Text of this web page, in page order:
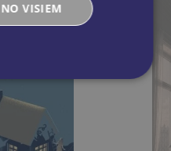
VISIEM